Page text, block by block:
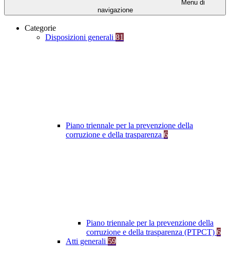
Menu di
navigazione
Categorie
Disposizioni generali 81
Piano triennale per la prevenzione della
corruzione e della trasparenza 6
Piano triennale per la prevenzione della
corruzione e della trasparenza (PTPCT) 6
Atti generali 59